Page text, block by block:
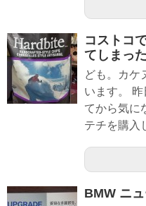
コストコ
てしまった
ども。カケ
います。
てから気に
テチを購入
BMW ニ